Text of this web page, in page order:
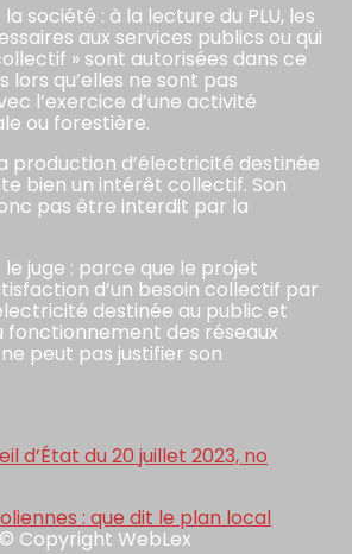
société : à la lecture du PLU, les
aux services publics ou qui
» sont autorisées dans ce
lors qu’elles ne sont pas
l’exercice d’une activité
ou forestière.
production d’électricité destinée
bien un intérêt collectif. Son
pas être interdit par la
juge : parce que le projet
d’un besoin collectif par
destinée au public et
fonctionnement des réseaux
ne peut pas justifier son
d’État du 20 juillet 2023, no
: que dit le plan local
Copyright WebLex